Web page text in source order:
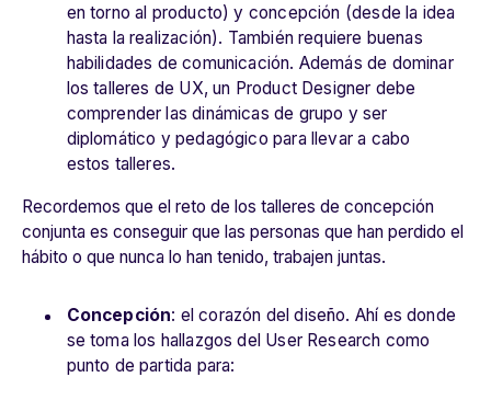
en torno al producto) y concepción (desde la idea
hasta la realización). También requiere buenas
habilidades de comunicación. Además de dominar
los talleres de UX, un Product Designer debe
comprender las dinámicas de grupo y ser
diplomático y pedagógico para llevar a cabo
estos talleres.
Recordemos que el reto de los talleres de concepción
conjunta es conseguir que las personas que han perdido el
hábito o que nunca lo han tenido, trabajen juntas.
Concepción: el corazón del diseño. Ahí es donde
se toma los hallazgos del User Research como
punto de partida para: